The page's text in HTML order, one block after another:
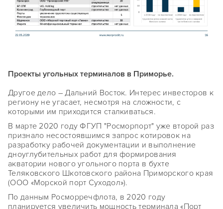
Проекты угольных терминалов в Приморье.
Другое дело – Дальний Восток. Интерес инвесторов к
региону не угасает, несмотря на сложности, с
которыми им приходится сталкиваться.
В марте 2020 году ФГУП "Росморпорт" уже второй раз
признало несостоявшимся запрос котировок на
разработку рабочей документации и выполнение
дноуглубительных работ для формирования
акватории нового угольного порта в бухте
Теляковского Шкотовского района Приморского края
(ООО «Морской порт Суходол»).
По данным Росморречфлота, в 2020 году
планируется увеличить мощность терминала «Порт